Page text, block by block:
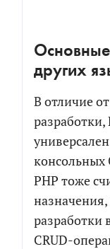
других
В отличие
разработки,
консольных
PHP тоже
разработки
CRUD-
Как
к
обращаться
Телефон
Чтобы не
напишем
Электронная
почта
генерации
Как
к
вам
обращаться
Телефон
Электронная
почта